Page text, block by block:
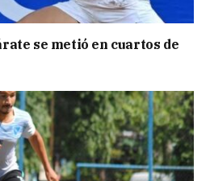
se metió en cuartos de